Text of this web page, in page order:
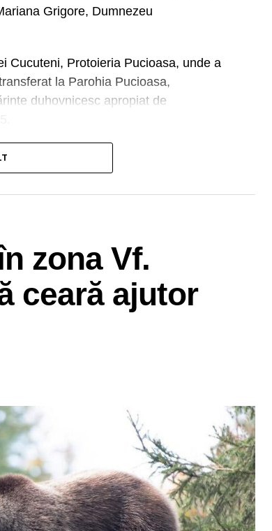
Grigore, Dumnezeu
Cucuteni, Protoieria Pucioasa, unde a
la Parohia Pucioasa,
duhovnicesc apropiat de
de la Pucioasa și realizarea unor
în anul 2004.
Veșnică să-i fie pomenirea!
zona Vf.
ceară ajutor